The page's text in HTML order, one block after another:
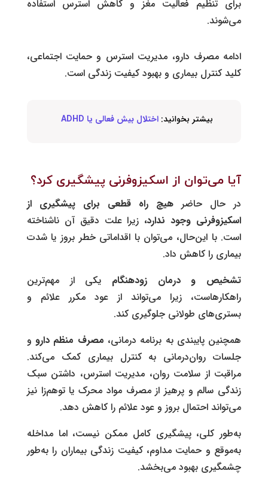
برای تنظیم فعالیت مغز و کاهش استرس استفاده
می‌شوند.
ادامه مصرف دارو، مدیریت استرس و حمایت اجتماعی،
کلید کنترل بیماری و بهبود کیفیت زندگی است.
بیشتر بخوانید: اختلال بیش فعالی یا ADHD
آیا می‌توان از اسکیزوفرنی پیشگیری کرد؟
در حال حاضر هیچ راه قطعی برای پیشگیری از
اسکیزوفرنی وجود ندارد، زیرا علت دقیق آن ناشناخته
است. با ‌این‌حال، می‌توان با اقداماتی خطر بروز یا شدت
بیماری را کاهش داد.
تشخیص و درمان زودهنگام یکی از مهم‌ترین
راهکارهاست، زیرا می‌تواند از عود مکرر علائم و
بستری‌های طولانی جلوگیری کند.
همچنین پایبندی به برنامه درمانی، مصرف منظم داروو
جلسات روان‌درمانی به کنترل بیماری کمک می‌کند.
مراقبت از سلامت روان، مدیریت استرس، داشتن سبک
زندگی سالم و پرهیز از مصرف مواد محرک یا توهم‌زا نیز
می‌تواند احتمال بروز و عود علائم را کاهش دهد.
به‌طور کلی، پیشگیری کامل ممکن نیست، اما مداخله
به‌موقع و حمایت مداوم، کیفیت زندگی بیماران را به‌طور
چشمگیری بهبود می‌بخشد.